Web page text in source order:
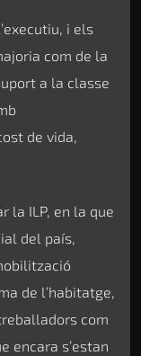
i els
com de la
a la classe
de vida,
la ILP, en la que
del país,
de l’habitatge,
com
encara s’estan